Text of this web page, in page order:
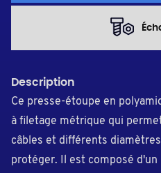
Description
Ce presse-étoupe en
à filetage métrique qui
câbles et différents
protéger. Il est composé